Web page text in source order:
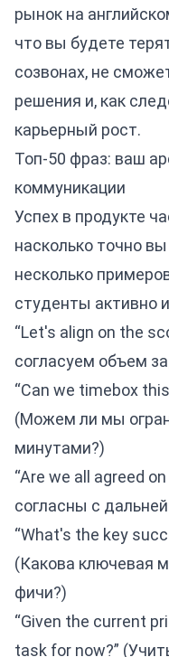
рынок на
что вы будете
созвонах, не
решения и, как
карьерный рост.
Топ-50 фраз: ваш
коммуникации
Успех в продукте
насколько точно
несколько
студенты активно
“Let's align on the
согласуем объем
“Can we timebox
(Можем ли мы
минутами?)
“Are we all agreed
согласны с
“What's the key
(Какова ключевая
фичи?)
“Given the current
task for now?”